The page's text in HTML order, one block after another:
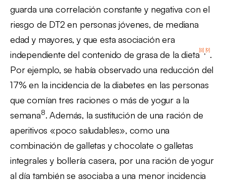
guarda una correlación constante y negativa con el
riesgo de DT2 en personas jóvenes, de mediana
edad y mayores, y que esta asociación era
independiente del contenido de grasa de la dieta[8],[9].
Por ejemplo, se había observado una reducción del
17% en la incidencia de la diabetes en las personas
que comían tres raciones o más de yogur a la
semana8. Además, la sustitución de una ración de
aperitivos «poco saludables», como una
combinación de galletas y chocolate o galletas
integrales y bollería casera, por una ración de yogur
al día también se asociaba a una menor incidencia